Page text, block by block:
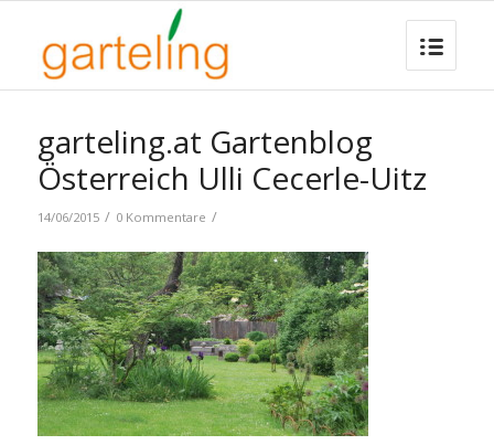
garteling.at Gartenblog
Österreich Ulli Cecerle-Uitz
14/06/2015 / 0 Kommentare /